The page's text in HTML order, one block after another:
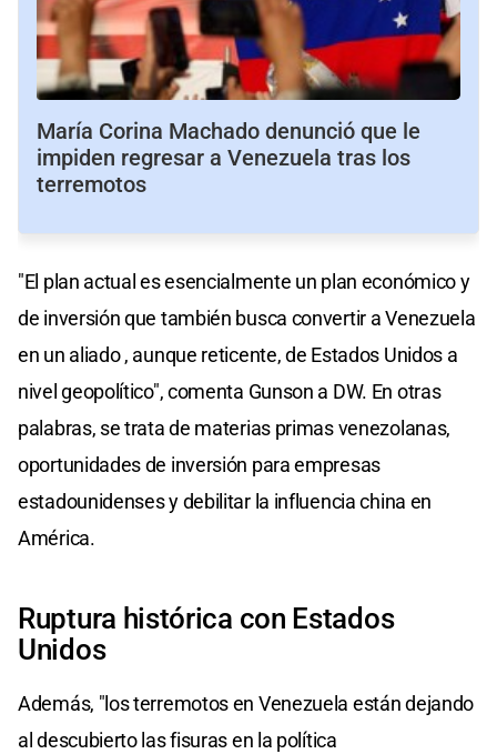
María Corina Machado denunció que le
impiden regresar a Venezuela tras los
terremotos
"El plan actual es esencialmente un plan económico y
de inversión que también busca convertir a Venezuela
en un aliado , aunque reticente, de Estados Unidos a
nivel geopolítico", comenta Gunson a DW. En otras
palabras, se trata de materias primas venezolanas,
oportunidades de inversión para empresas
estadounidenses y debilitar la influencia china en
América.
Ruptura histórica con Estados
Unidos
Además, "los terremotos en Venezuela están dejando
al descubierto las fisuras en la política